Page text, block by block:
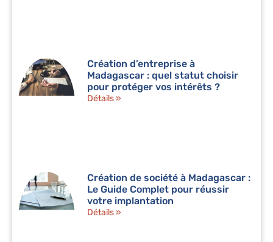
Création d’entreprise à
Madagascar : quel statut choisir
pour protéger vos intérêts ?
Détails »
Création de société à Madagascar :
Le Guide Complet pour réussir
votre implantation
Détails »